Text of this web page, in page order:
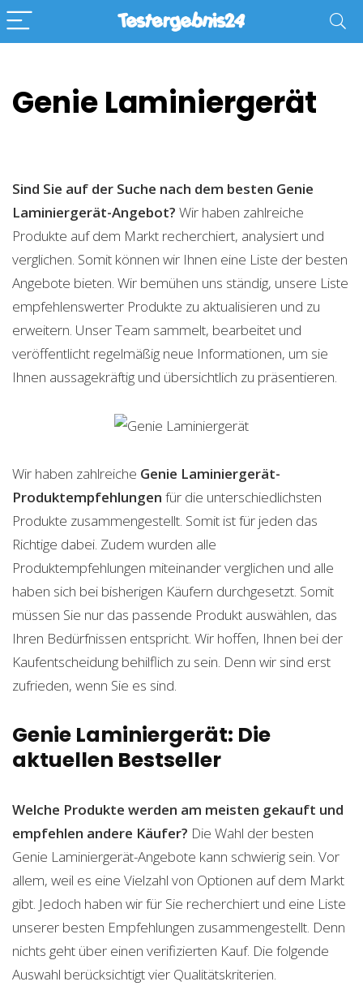
Genie Laminiergerät
Sind Sie auf der Suche nach dem besten Genie
Laminiergerät-Angebot? Wir haben zahlreiche
Produkte auf dem Markt recherchiert, analysiert und
verglichen. Somit können wir Ihnen eine Liste der besten
Angebote bieten. Wir bemühen uns ständig, unsere Liste
empfehlenswerter Produkte zu aktualisieren und zu
erweitern. Unser Team sammelt, bearbeitet und
veröffentlicht regelmäßig neue Informationen, um sie
Ihnen aussagekräftig und übersichtlich zu präsentieren.
Wir haben zahlreiche Genie Laminiergerät-
Produktempfehlungen für die unterschiedlichsten
Produkte zusammengestellt. Somit ist für jeden das
Richtige dabei. Zudem wurden alle
Produktempfehlungen miteinander verglichen und alle
haben sich bei bisherigen Käufern durchgesetzt. Somit
müssen Sie nur das passende Produkt auswählen, das
Ihren Bedürfnissen entspricht. Wir hoffen, Ihnen bei der
Kaufentscheidung behilflich zu sein. Denn wir sind erst
zufrieden, wenn Sie es sind.
Genie Laminiergerät: Die
aktuellen Bestseller
Welche Produkte werden am meisten gekauft und
empfehlen andere Käufer? Die Wahl der besten
Genie Laminiergerät-Angebote kann schwierig sein. Vor
allem, weil es eine Vielzahl von Optionen auf dem Markt
gibt. Jedoch haben wir für Sie recherchiert und eine Liste
unserer besten Empfehlungen zusammengestellt. Denn
nichts geht über einen verifizierten Kauf. Die folgende
Auswahl berücksichtigt vier Qualitätskriterien.